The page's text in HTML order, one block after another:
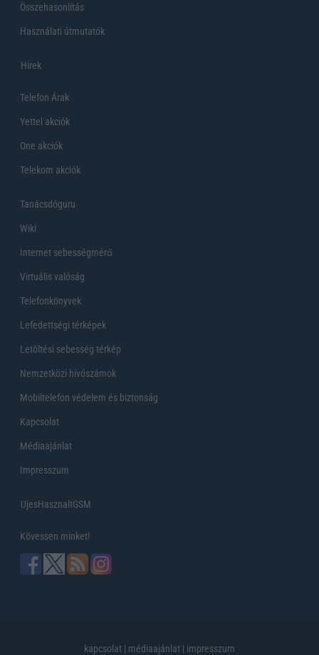
Összehasonlítás
Használati útmutatók
Hirek
Telefon Árak
Yettel akciók
One akciók
Telekom akciók
Tanácsdóguru
Wiki
Internet sebességmérő
Virtuális valóság
Telefonkönyvek
Lefedettségi térképek
Letöltési sebesség térkép
Nemzetközi hívószámok
Mobiltelefon védelem és biztonság
Kapcsolat
Médiaajánlat
Impresszum
UjesHasznaltGSM
Kövessen minket!
kapcsolat | médiaajánlat | impresszum